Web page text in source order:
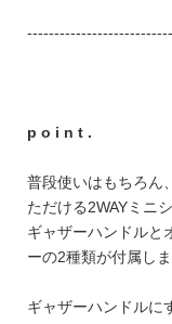
ご利用ガイド
p o i n t .
普段使いはもちろん
ただける2WAYミニ
ギャザーハンドルと
ーの2種類が付属しま
ギャザーハンドルに